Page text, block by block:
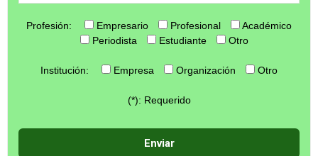
Profesión: Empresario Profesional
Académico
Periodista
Estudiante Otro
Institución: Empresa Organización Otro
(*): Requerido